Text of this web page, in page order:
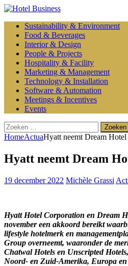
Sustainability & Environment
Food & Beverages
Interior & Design
People & Projects
Hospitality & Facility
Marketing & Management
Technology & Installation
Software & Automation
Meetings & Incentives
Events
Zoeken
naar:
HomeActuaHyatt neemt Dream
Hyatt neemt Dream
19 december 2022 Michèle Grassi
Hyatt Hotel Corporation en Dream
november een akkoord bereikt
lifestyle hotelmerk en
Group overneemt, waaronder de
Chatwal Hotels en Unscripted
Noord- en Zuid-Amerika, Europa en